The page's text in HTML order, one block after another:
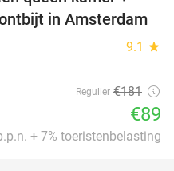
in Amsterdam
9.1 star
Regulier €181
€89
+ 7% toeristenbelasting